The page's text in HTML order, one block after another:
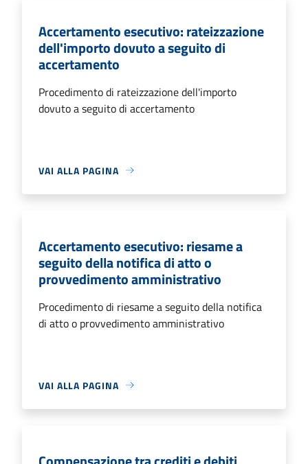
Accertamento esecutivo: rateizzazione
dell'importo dovuto a seguito di
accertamento
Procedimento di rateizzazione dell'importo
dovuto a seguito di accertamento
VAI ALLA PAGINA
Accertamento esecutivo: riesame a
seguito della notifica di atto o
provvedimento amministrativo
Procedimento di riesame a seguito della notifica
di atto o provvedimento amministrativo
VAI ALLA PAGINA